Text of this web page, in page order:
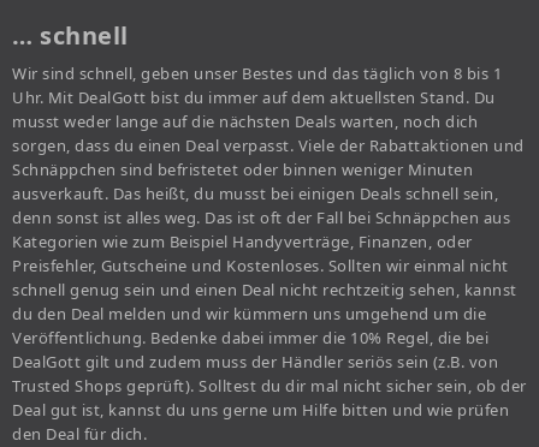
… schnell
Wir sind schnell, geben unser Bestes und das täglich von 8 bis 1
Uhr. Mit DealGott bist du immer auf dem aktuellsten Stand. Du
musst weder lange auf die nächsten Deals warten, noch dich
sorgen, dass du einen Deal verpasst. Viele der Rabattaktionen und
Schnäppchen sind befristetet oder binnen weniger Minuten
ausverkauft. Das heißt, du musst bei einigen Deals schnell sein,
denn sonst ist alles weg. Das ist oft der Fall bei Schnäppchen aus
Kategorien wie zum Beispiel Handyverträge, Finanzen, oder
Preisfehler, Gutscheine und Kostenloses. Sollten wir einmal nicht
schnell genug sein und einen Deal nicht rechtzeitig sehen, kannst
du den Deal melden und wir kümmern uns umgehend um die
Veröffentlichung. Bedenke dabei immer die 10% Regel, die bei
DealGott gilt und zudem muss der Händler seriös sein (z.B. von
Trusted Shops geprüft). Solltest du dir mal nicht sicher sein, ob der
Deal gut ist, kannst du uns gerne um Hilfe bitten und wie prüfen
den Deal für dich.